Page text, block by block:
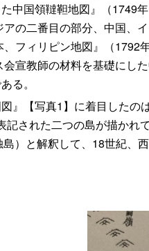
中国領韃靼地図』（1749
の二番目の部分、中国、
フィリピン地図』（
宣教師の材料を基礎にし
る。
』【写真1】に着目したの
記された二つの島が描か
）と解釈して、18世紀、